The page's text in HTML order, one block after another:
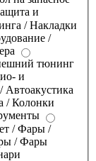
и
/ Накладки
/
тюнинг
и
Автоакустика
/ Колонки
/ Фары /
/ Фары